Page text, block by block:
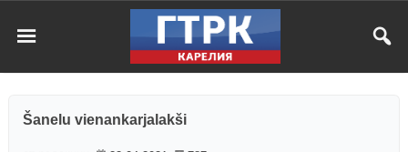
Šanelu vienankarjalakši